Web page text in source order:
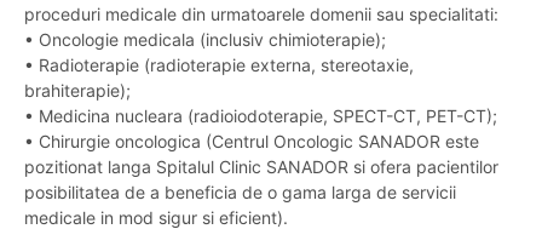
proceduri medicale din urmatoarele domenii sau specialitati:
• Oncologie medicala (inclusiv chimioterapie);
• Radioterapie (radioterapie externa, stereotaxie,
brahiterapie);
• Medicina nucleara (radioiodoterapie, SPECT-CT, PET-CT);
• Chirurgie oncologica (Centrul Oncologic SANADOR este
pozitionat langa Spitalul Clinic SANADOR si ofera pacientilor
posibilitatea de a beneficia de o gama larga de servicii
medicale in mod sigur si eficient).